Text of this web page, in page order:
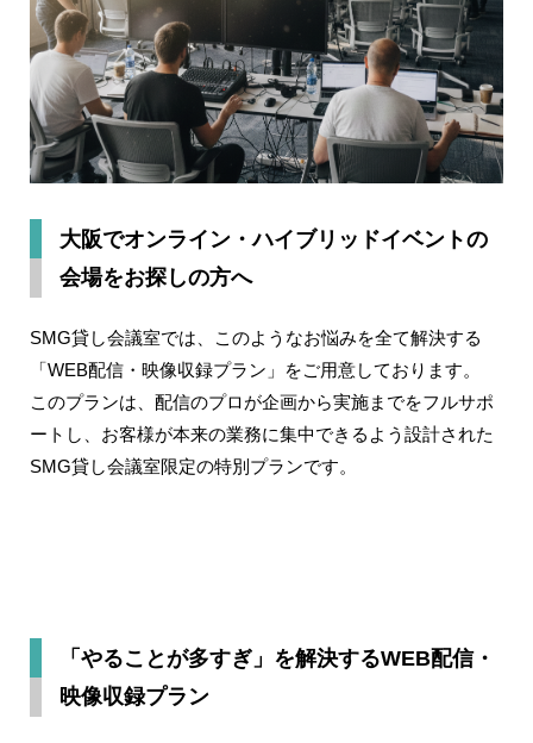
大阪でオンライン・ハイブリッドイベントの
会場をお探しの方へ
SMG貸し会議室では、このようなお悩みを全て解決する
「WEB配信・映像収録プラン」をご用意しております。
このプランは、配信のプロが企画から実施までをフルサポ
ートし、お客様が本来の業務に集中できるよう設計された
SMG貸し会議室限定の特別プランです。
「やることが多すぎ」を解決するWEB配信・
映像収録プラン